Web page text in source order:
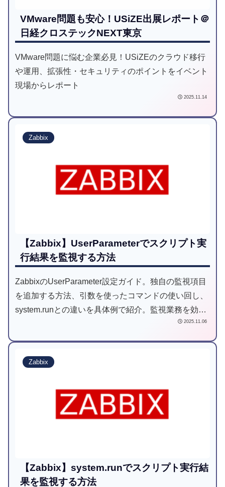
VMware問題も安心！USiZE出展レポート＠
日経クロステックNEXT東京
VMware問題に悩む企業必見！USiZEのクラウド移行
や運用、拡張性・セキュリティのポイントをイベント
現場からレポート
2025.11.14
Zabbix
【Zabbix】UserParameterでスクリプト実
行結果を監視する方法
ZabbixのUserParameter設定ガイド。独自の監視項目
を追加する方法、引数を使ったコマンドの使い回し、
system.runとの違いを具体例で紹介。監視業務を効率
2025.11.06
Zabbix
【Zabbix】system.runでスクリプト実行結
果を監視する方法